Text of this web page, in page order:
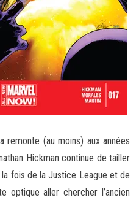
remonte (au moins) aux années
Hickman continue de tailler
fois de la Justice League et de
optique aller chercher l’ancien